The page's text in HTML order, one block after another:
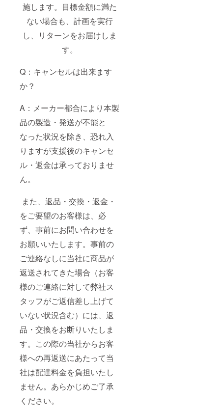
施します。目標金額に満た
ない場合も、計画を実行
し、リターンをお届けしま
す。
Q：キャンセルは出来ます
か？
A：メーカー都合により本製
品の製造・発送が不能と
なった状況を除き、恐れ入
りますが支援後のキャンセ
ル・返金は承っておりませ
ん。
また、返品・交換・返金・
をご要望のお客様は、必
ず、事前にお問い合わせを
お願いいたします。事前の
ご連絡なしに当社に商品が
返送されてきた場合（お客
様のご連絡に対して弊社ス
タッフがご返信差し上げて
いない状況含む）には、返
品・交換をお断りいたしま
す。この際の当社からお客
様への再返送にあたって当
社は配達料金を負担いたし
ません。あらかじめご了承
ください。